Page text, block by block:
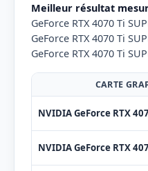
Meilleur résultat
GeForce RTX 4070 Ti
GeForce RTX 4070 Ti
GeForce RTX 4070 Ti
CARTE
NVIDIA GeForce RTX
NVIDIA GeForce RTX